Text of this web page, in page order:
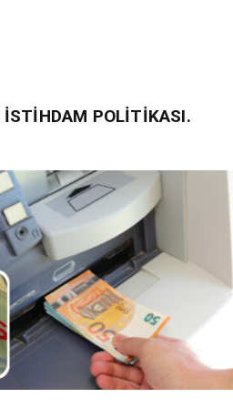
ISTIHDAM POLITIKASI.